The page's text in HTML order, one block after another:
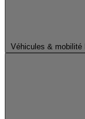
Véhicules & mobilité